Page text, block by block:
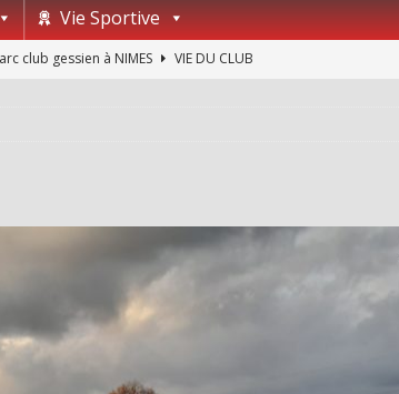
Vie Sportive
club gessien à NIMES
VIE DU CLUB
5mai 2019 1ère manche GROUPE COMPÉTITION